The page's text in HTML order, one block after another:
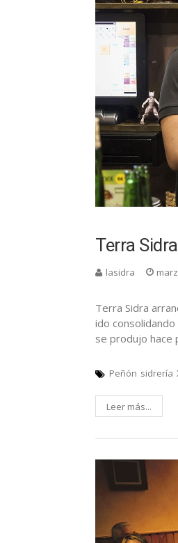
Terra
lasidra
Terra Sidra
ido
se produjo hace
Peñón sidrería
Leer más...